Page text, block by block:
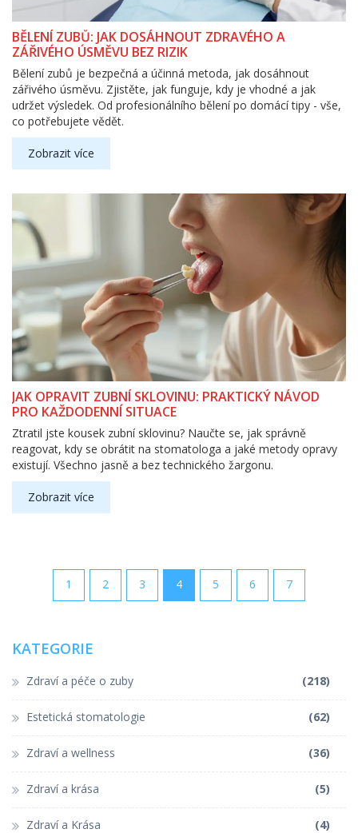
BĚLENÍ ZUBŮ: JAK DOSÁHNOUT ZDRAVÉHO A
ZÁŘIVÉHO ÚSMĚVU BEZ RIZIK
Bělení zubů je bezpečná a účinná metoda, jak dosáhnout
zářivého úsměvu. Zjistěte, jak funguje, kdy je vhodné a jak
udržet výsledek. Od profesionálního bělení po domácí tipy - vše,
co potřebujete vědět.
Zobrazit více
JAK OPRAVIT ZUBNÍ SKLOVINU: PRAKTICKÝ NÁVOD
PRO KAŽDODENNÍ SITUACE
Ztratil jste kousek zubní sklovinu? Naučte se, jak správně
reagovat, kdy se obrátit na stomatologa a jaké metody opravy
existují. Všechno jasně a bez technického žargonu.
Zobrazit více
1 2 3 4 5 6 7
KATEGORIE
Zdraví a péče o zuby (218)
Estetická stomatologie (62)
Zdraví a wellness (36)
Zdraví a krása (5)
Zdraví a Krása (4)